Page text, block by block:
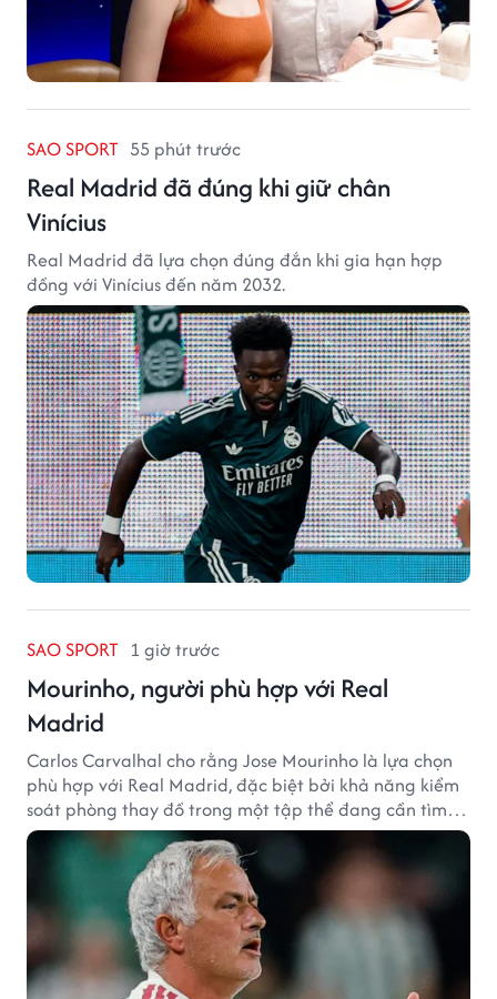
SAO SPORT 55 phút trước
Real Madrid đã đúng khi giữ chân
Vinícius
Real Madrid đã lựa chọn đúng đắn khi gia hạn hợp
đồng với Vinícius đến năm 2032.
SAO SPORT 1 giờ trước
Mourinho, người phù hợp với Real
Madrid
Carlos Carvalhal cho rằng Jose Mourinho là lựa chọn
phù hợp với Real Madrid, đặc biệt bởi khả năng kiểm
soát phòng thay đồ trong một tập thể đang cần tìm
lại sự ổn định.